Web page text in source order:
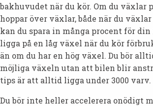
bakhuvudet när du kör. Om du växlar
hoppar över växlar, både när du växlar
kan du spara in många procent för
ligga på en låg växel när du kör
än om du har en hög växel. Du bör
möjliga växeln utan att bilen blir
tips är att alltid ligga under 3000 varv.
Du bör inte heller accelerera onödigt